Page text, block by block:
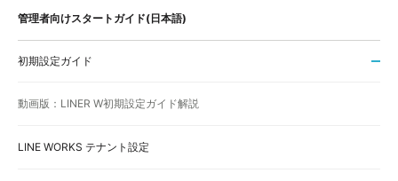
管理者向けスタートガイド(日本語)
初期設定ガイド
動画版：LINER W初期設定ガイド解説
LINE WORKS テナント設定